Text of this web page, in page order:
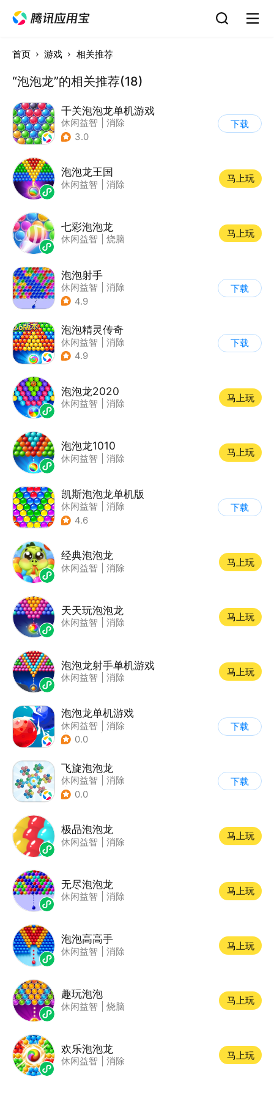
首页 游戏 相关推荐
“泡泡龙”的相关推荐(18)
千关泡泡龙单机游戏
休闲益智
消除
| 泡泡龙
3.0
下载
泡泡龙王国
休闲益智 消除
马上玩
七彩泡泡龙
休闲益智 烧脑
马上玩
泡泡射手
休闲益智
消除
| 泡泡龙
4.9
下载
泡泡精灵传奇
休闲益智
消除
| 泡泡龙
4.9
下载
泡泡龙2020
休闲益智 消除
马上玩
泡泡龙1010
休闲益智 消除
马上玩
凯斯泡泡龙单机版
休闲益智
消除
| 泡泡龙
4.6
下载
经典泡泡龙
休闲益智 消除
马上玩
天天玩泡泡龙
休闲益智 消除
马上玩
泡泡龙射手单机游戏
休闲益智 消除
马上玩
泡泡龙单机游戏
休闲益智
消除
| 泡泡龙
0.0
下载
飞旋泡泡龙
休闲益智
消除
| 泡泡龙
0.0
下载
极品泡泡龙
休闲益智 消除
马上玩
无尽泡泡龙
休闲益智 消除
马上玩
泡泡高高手
休闲益智 消除
马上玩
趣玩泡泡
休闲益智 烧脑
马上玩
欢乐泡泡龙
休闲益智 消除
马上玩